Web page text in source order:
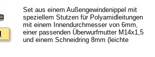
Set aus einem Außengewindenippel mit
speziellem Stutzen für Polyamidleitungen
mit einem Innendurchmesser von 6mm,
einer passenden Überwurfmutter M14x1,5
und einem Schneidring 8mm (leichte